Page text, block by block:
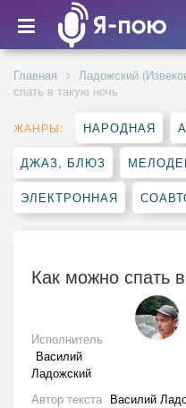
Главная Ладожский
спать в такую ночь
ЖАНРЫ: НАРОДНАЯ
ДЖАЗ, БЛЮЗ
ЭЛЕКТРОННАЯ
Как можно спать
Исполнитель
Василий
Ладожский
Автор текста Василий